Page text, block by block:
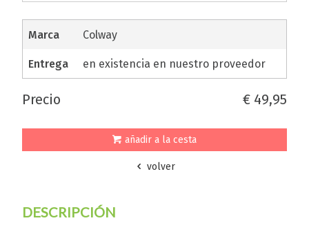
marca Colway
entrega en existencia en nuestro proveedor
precio € 49,95
añadir a la cesta
volver
DESCRIPCIÓN